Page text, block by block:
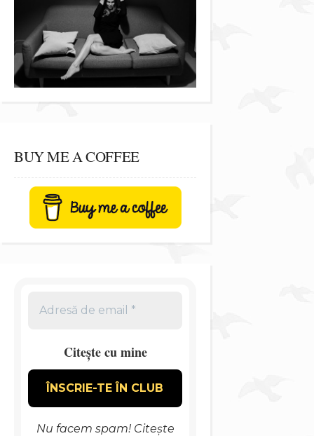
BUY ME A COFFEE
Citește cu mine
Nu facem spam! Citește